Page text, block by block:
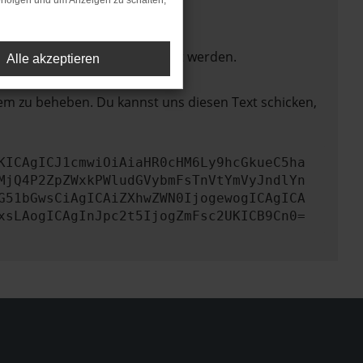
nicht mehr unterstützt werden.
zu beheben. Du kannst uns diesen Text schicken,
Alle akzeptieren